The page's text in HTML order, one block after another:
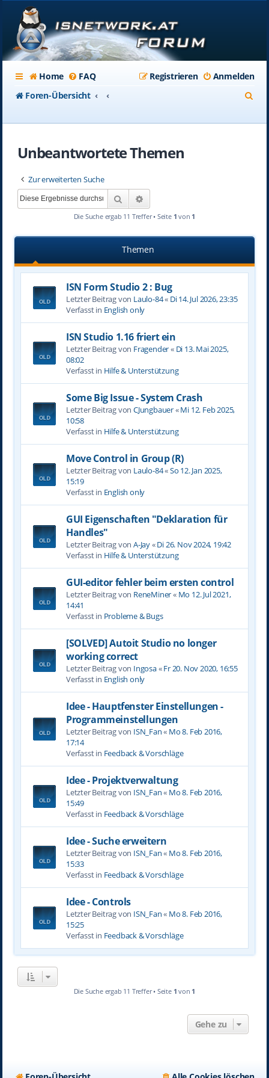
Home FAQ Anmelden
Registrieren
Foren-Übersicht
Unbeantwortete Themen
Zur erweiterten Suche
Suche
Die Suche ergab 11 Treffer • Seite 1 von 1
Themen
ISN Form Studio 2 : Bug
Letzter Beitrag von Laulo-84« Di 14. Jul 2026, 23:35
Verfasst in English only
ISN Studio 1.16 friert ein
Letzter Beitrag von Fragender« Di 13. Mai 2025,
08:02
Verfasst in Hilfe & Unterstützung
Some Big Issue - System Crash
Letzter Beitrag von CJungbauer«Mi 12. Feb 2025,
10:58
Verfasst in Hilfe & Unterstützung
Move Control in Group (R)
Letzter Beitrag von Laulo-84«So 12. Jan 2025,
15:19
Verfasst in English only
GUI Eigenschaften "Deklaration für
Handles"
Letzter Beitrag von A-Jay«Di 26. Nov 2024, 19:42
Verfasst in Hilfe & Unterstützung
GUI-editor fehler beim ersten control
Letzter Beitrag von ReneMiner« Mo 12. Jul 2021,
14:41
Verfasst in Probleme & Bugs
[SOLVED] Autoit Studio no longer
working correct
Letzter Beitrag von Ingosa«Fr 20. Nov 2020, 16:55
Verfasst in English only
Idee - Hauptfenster Einstellungen -
Programmeinstellungen
Letzter Beitrag von ISN_Fan« Mo 8. Feb 2016,
17:14
Verfasst in Feedback & Vorschläge
Idee - Projektverwaltung
Letzter Beitrag von ISN_Fan« Mo 8. Feb 2016,
15:49
Verfasst in Feedback & Vorschläge
Idee - Suche erweitern
Letzter Beitrag von ISN_Fan« Mo 8. Feb 2016,
15:33
Verfasst in Feedback & Vorschläge
Idee - Controls
Letzter Beitrag von ISN_Fan« Mo 8. Feb 2016,
15:25
Verfasst in Feedback & Vorschläge
Die Suche ergab 11 Treffer • Seite 1 von 1
Gehe zu